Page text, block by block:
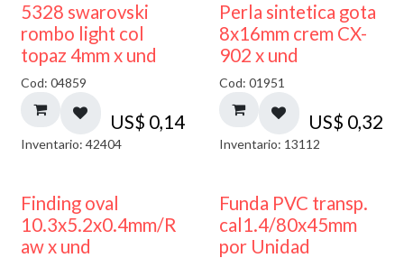
5328 swarovski
rombo light col
topaz 4mm x und
Cod: 04859
US$ 0,14
Inventario: 42404
Perla sintetica gota
8x16mm crem CX-
902 x und
Cod: 01951
US$ 0,32
Inventario: 13112
Finding oval
10.3x5.2x0.4mm/R
aw x und
Funda PVC transp.
cal1.4/80x45mm
por Unidad